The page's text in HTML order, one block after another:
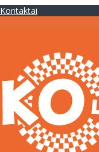
Kontaktai